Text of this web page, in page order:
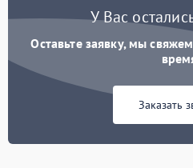
У Вас
Оставьте заявку, мы
Заказать